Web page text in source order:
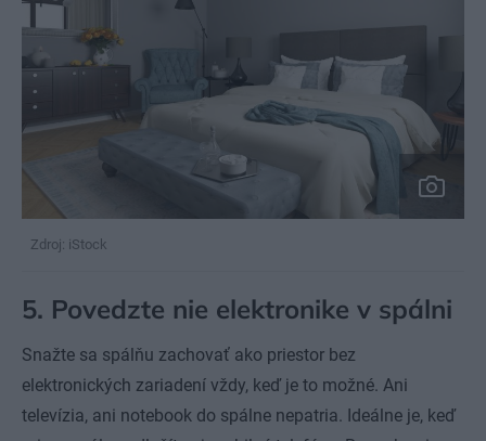
Zdroj: iStock
5. Povedzte nie elektronike v spálni
Snažte sa spálňu zachovať ako priestor bez
elektronických zariadení vždy, keď je to možné. Ani
televízia, ani notebook do spálne nepatria. Ideálne je, keď